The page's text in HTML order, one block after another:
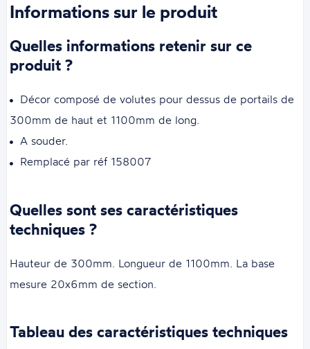
Informations sur le produit
Quelles informations retenir sur ce
produit ?
Décor composé de volutes pour dessus de portails de
300mm de haut et 1100mm de long.
A souder.
Remplacé par réf 158007
Quelles sont ses caractéristiques
techniques ?
Hauteur de 300mm. Longueur de 1100mm. La base
mesure 20x6mm de section.
Tableau des caractéristiques techniques